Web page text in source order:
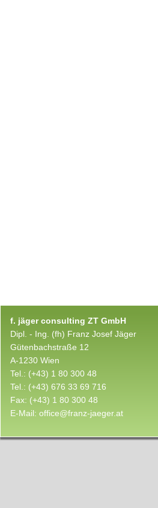
f. jäger consulting ZT GmbH
Dipl. - Ing. (fh) Franz Josef Jäger
Gütenbachstraße 12
A-1230 Wien
Tel.: (+43) 1 80 300 48
Tel.: (+43) 676 33 69 716
Fax: (+43) 1 80 300 48
E-Mail: office@franz-jaeger.at